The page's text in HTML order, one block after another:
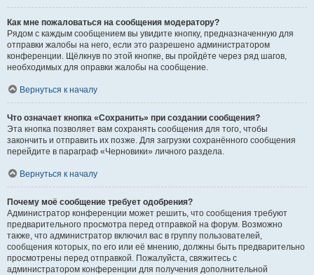
Как мне пожаловаться на сообщения модератору?
Рядом с каждым сообщением вы увидите кнопку, предназначенную для
отправки жалобы на него, если это разрешено администратором
конференции. Щёлкнув по этой кнопке, вы пройдёте через ряд шагов,
необходимых для оправки жалобы на сообщение.
Вернуться к началу
Что означает кнопка «Сохранить» при создании сообщения?
Эта кнопка позволяет вам сохранять сообщения для того, чтобы
закончить и отправить их позже. Для загрузки сохранённого сообщения
перейдите в параграф «Черновики» личного раздела.
Вернуться к началу
Почему моё сообщение требует одобрения?
Администратор конференции может решить, что сообщения требуют
предварительного просмотра перед отправкой на форум. Возможно
также, что администратор включил вас в группу пользователей,
сообщения которых, по его или её мнению, должны быть предварительно
просмотрены перед отправкой. Пожалуйста, свяжитесь с
администратором конференции для получения дополнительной